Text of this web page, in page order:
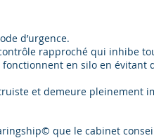
d’urgence.
rapproché qui inhibe
fonctionnent en silo en évitant
et demeure pleinement
que le cabinet